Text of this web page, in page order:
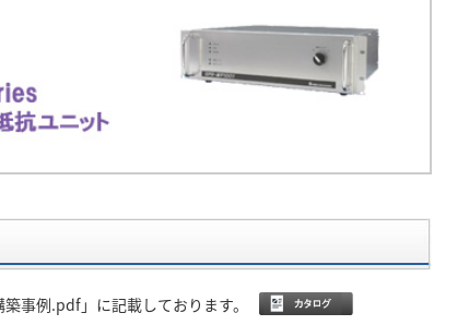
事例.pdf」に記載しております。